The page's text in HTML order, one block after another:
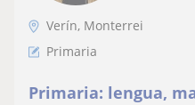
Verín, Monterrei
Primaria
Primaria: lengua,